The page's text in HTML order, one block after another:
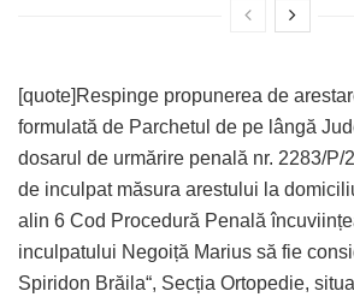
[quote]Respinge propunerea de
formulată de Parchetul de pe lângă
dosarul de urmărire penală nr. 2283/P/
de inculpat măsura arestului la
alin 6 Cod Procedură Penală
inculpatului Negoiță Marius să fie
Spiridon Brăila“, Secția Ortopedie,